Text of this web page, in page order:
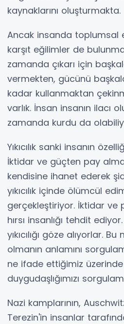
kaynaklarını oluşturmakta.
Ancak insanda toplumsal
karşıt eğilimler de
zamanda çıkarı için
vermekten, gücünü
kadar kullanmaktan
varlık. İnsan insanın ilacı
zamanda kurdu da
Yıkıcılık sanki insanın
İktidar ve güçten pay
kendisine ihanet ederek
yıkıcılık içinde ölümcül
gerçekleştiriyor. İktidar
hırsı insanlığı tehdit
yıkıcılığı göze alıyorlar.
olmanın anlamını
ne ifade ettiğimiz
duygudaşlığımızı
Nazi kamplarının,
Terezin'in insanlar